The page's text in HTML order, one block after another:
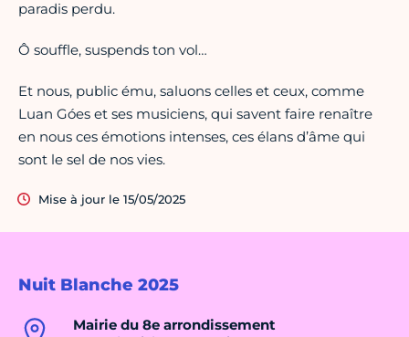
Nuit Blanche 2025
Mairie du 8e arrondissement
paradis perdu.
Ô souffle, suspends ton vol…
Et nous, public ému, saluons celles et ceux, comme
Luan Góes et ses musiciens, qui savent faire renaître
en nous ces émotions intenses, ces élans d’âme qui
sont le sel de nos vies.
Mise à jour le 15/05/2025